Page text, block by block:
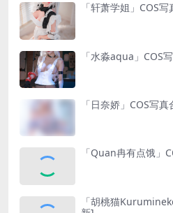
「轩萧学姐」COS
「水淼aqua」COS
「日奈娇」COS写
「Quan冉有点饿」
「胡桃猫